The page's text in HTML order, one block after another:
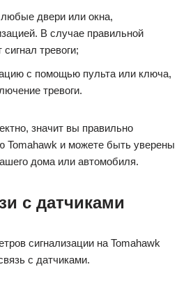
двери или окна,
В случае правильной
тревоги;
с помощью пульта или ключа,
тревоги.
значит вы правильно
Tomahawk и можете быть уверены
дома или автомобиля.
с датчиками
сигнализации на Tomahawk
с датчиками.